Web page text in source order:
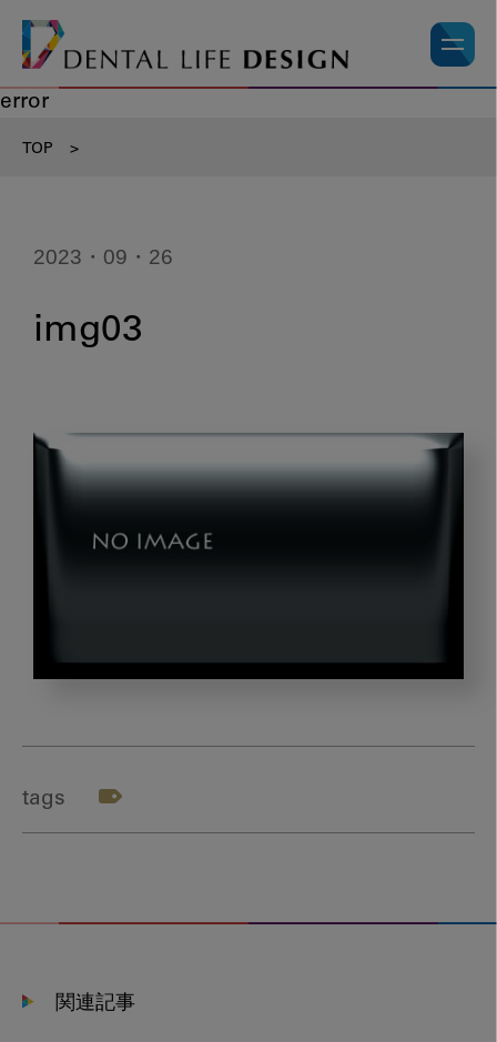
error
TOP >
2023・09・26
img03
tags
関連記事